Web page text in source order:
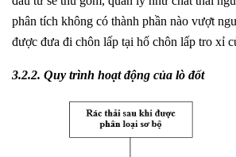
phân tích không có thành phần nào vượt
được đưa đi chôn lấp tại hố chôn lấp tro xỉ
3.2.2. Quy trình hoạt động của lò đốt